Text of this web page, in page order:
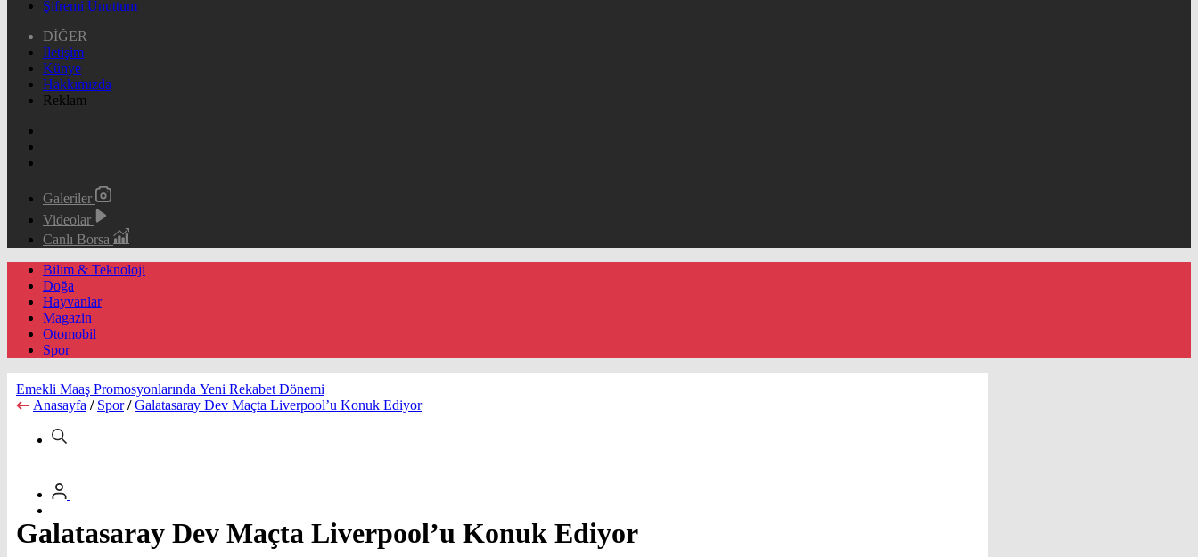
Şifremi Unuttum
DİĞER
İletişim
Künye
Hakkımızda
Reklam
Galeriler
Videolar
Canlı Borsa
Bilim & Teknoloji
Doğa
Hayvanlar
Magazin
Otomobil
Spor
Emekli Maaş Promosyonlarında Yeni Rekabet Dönemi
Anasayfa / Spor / Galatasaray Dev Maçta Liverpool’u Konuk Ediyor
Galatasaray Dev Maçta Liverpool’u Konuk Ediyor